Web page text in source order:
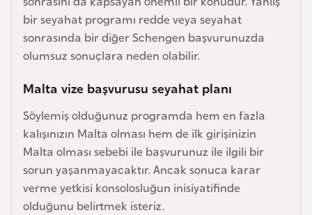
bir seyahat programı redde veya seyahat
sonrasında bir diğer Schengen başvurunuzda
olumsuz sonuçlara neden olabilir.
Malta vize başvurusu seyahat planı
Söylemiş olduğunuz programda hem en fazla
kalışınızın Malta olması hem de ilk girişinizin
Malta olması sebebi ile başvurunuz ile ilgili bir
sorun yaşanmayacaktır. Ancak sonuca karar
verme yetkisi konsolosluğun inisiyatifinde
olduğunu belirtmek isteriz.
a
n
a
h
r
e
y
n